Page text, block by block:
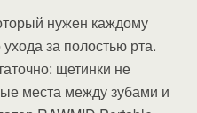
нужен каждому
за полостью рта.
щетинки не
места между зубами и